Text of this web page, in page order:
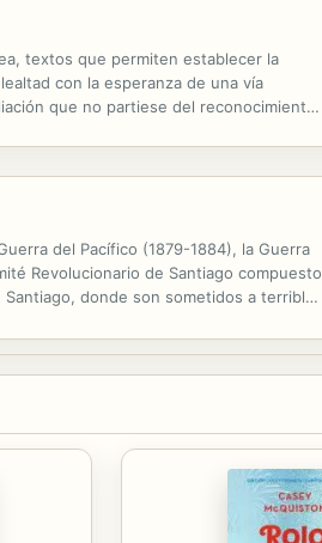
textos que permiten establecer la
con la esperanza de una vía
que no partiese del reconocimiento
del Pacífico (1879-1884), la Guerra
Revolucionario de Santiago compuesto
donde son sometidos a terribles